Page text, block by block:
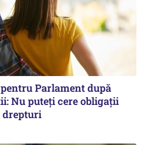
pentru Parlament după
Nu puteți cere obligații
drepturi